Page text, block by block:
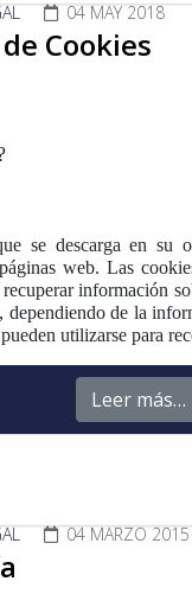
04 MAY 2018
Cookies
se descarga en su
web. Las
información
dependiendo de la
utilizarse para
Leer más…
04 MARZO 2015